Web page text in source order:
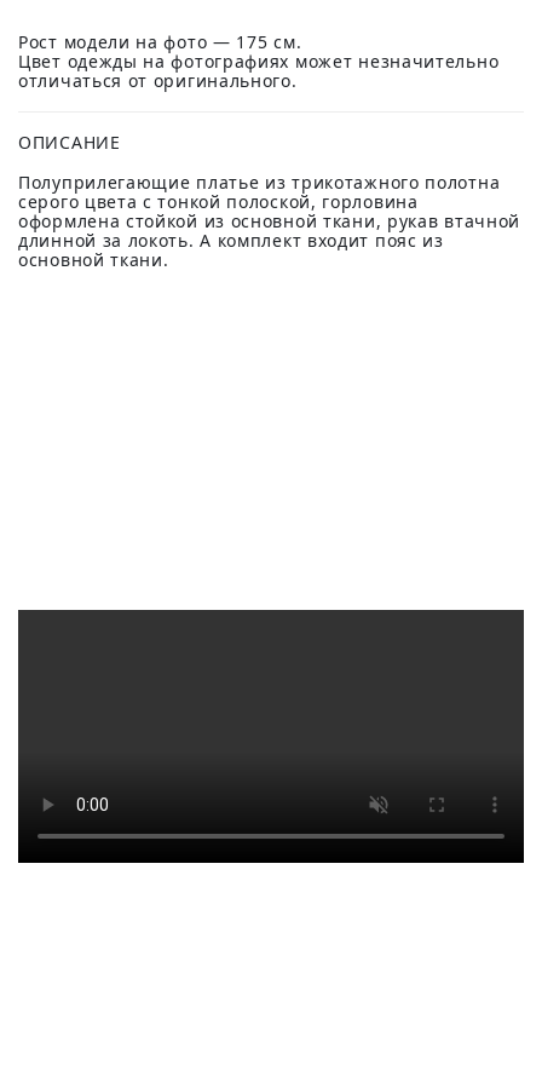
Рост модели на фото — 175 см.
Цвет одежды на фотографиях может незначительно
отличаться от оригинального.
ОПИСАНИЕ
Полуприлегающие платье из трикотажного полотна
серого цвета с тонкой полоской, горловина
оформлена стойкой из основной ткани, рукав втачной
длинной за локоть. А комплект входит пояс из
основной ткани.